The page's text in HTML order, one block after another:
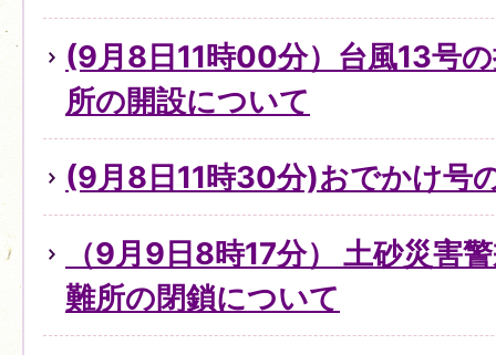
(9月8日11時00分）台風13号
所の開設について
(9月8日11時30分)おでかけ号
（9月9日8時17分） 土砂災害
難所の閉鎖について